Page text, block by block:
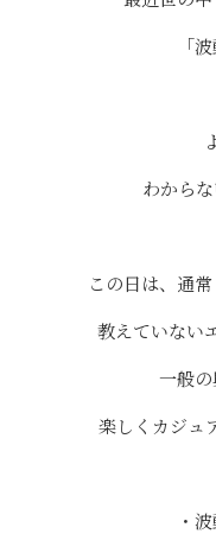
「
わから
この日は、通
教えていない
一般
楽しくカジュ
・